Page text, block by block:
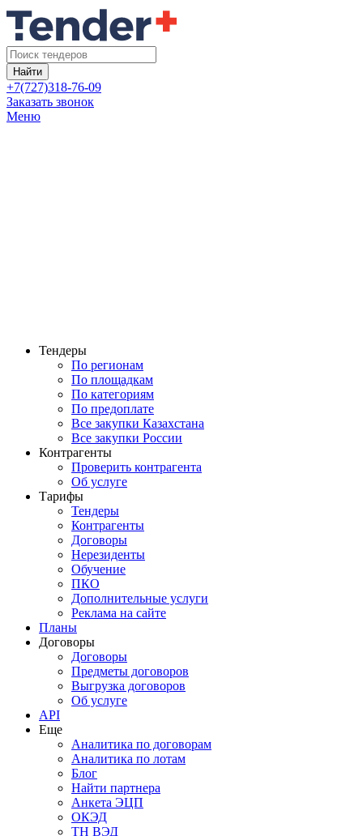
Найти
+7(727)318-76-09
Заказать звонок
Меню
Тендеры
По регионам
По площадкам
По категориям
По предоплате
Все закупки Казахстана
Все закупки России
Контрагенты
Проверить контрагента
Об услуге
Тарифы
Тендеры
Контрагенты
Договоры
Нерезиденты
Обучение
ПКО
Дополнительные услуги
Реклама на сайте
Планы
Договоры
Договоры
Предметы договоров
Выгрузка договоров
Об услуге
API
Еще
Аналитика по договорам
Аналитика по лотам
Блог
Найти партнера
Анкета ЭЦП
ОКЭД
ТН ВЭД